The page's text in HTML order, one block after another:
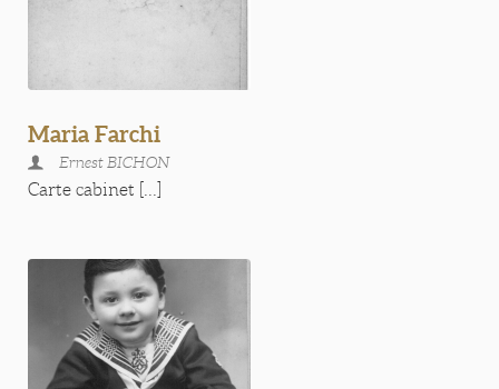
Maria Farchi
Ernest BICHON
Carte cabinet [...]